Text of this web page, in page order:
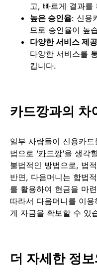
고, 빠르게 결과를
높은 승인율: 신용
므로 승인율이 높
다양한 서비스 제공
다양한 서비스를
킵니다.
카드깡과의 차
일부 사람들이 신용카
법으로 ‘카드깡‘을 생각
불법적인 방법으로, 법
반면, 다음머니는 합법
를 활용하여 현금을 마
따라서 다음머니를 이
게 자금을 확보할 수 있
더 자세한 정